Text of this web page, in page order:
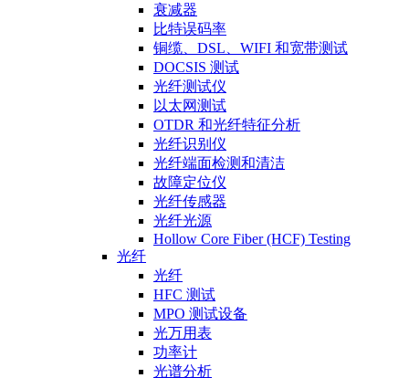
衰减器
比特误码率
铜缆、DSL、WIFI 和宽带测试
DOCSIS 测试
光纤测试仪
以太网测试
OTDR 和光纤特征分析
光纤识别仪
光纤端面检测和清洁
故障定位仪
光纤传感器
光纤光源
Hollow Core Fiber (HCF) Testing
光纤
光纤
HFC 测试
MPO 测试设备
光万用表
功率计
光谱分析